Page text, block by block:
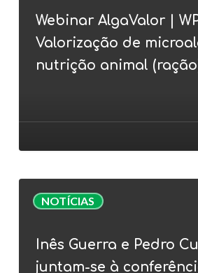
WP2:
Valorização
nutrição
animal
Webinar AlgaValor |
Valorização de
nutrição animal
NOTÍCIAS
Guerra
Pedro
Cunha
Inês Guerra e Pedro
juntam-se à